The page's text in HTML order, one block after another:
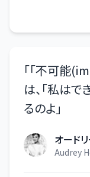
「「不可能
は、「私は
るのよ 」
オード
Audrey